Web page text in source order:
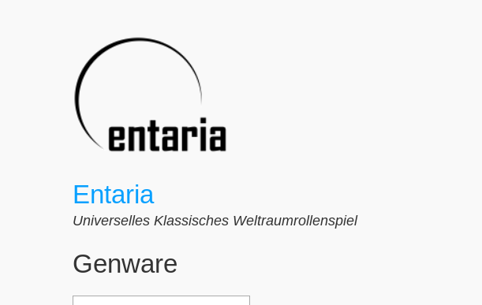
Entaria
Universelles Klassisches Weltraumrollenspiel
Genware